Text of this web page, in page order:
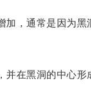
通常是因为黑
在黑洞的中心形